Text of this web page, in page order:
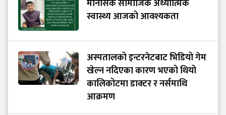
मानसिक सामाजिक अध्यात्मिक
स्वास्थ्य आजको आवश्यकता
अस्पतालको इन्टरनेटबाट भिडियो गेम
खेल्न नदिएका कारण भएको थियो
कालिकोटमा डाक्टर र नर्समाथि
आक्रमण